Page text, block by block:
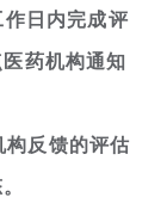
日内完成评
药机构通知
构反馈的评估